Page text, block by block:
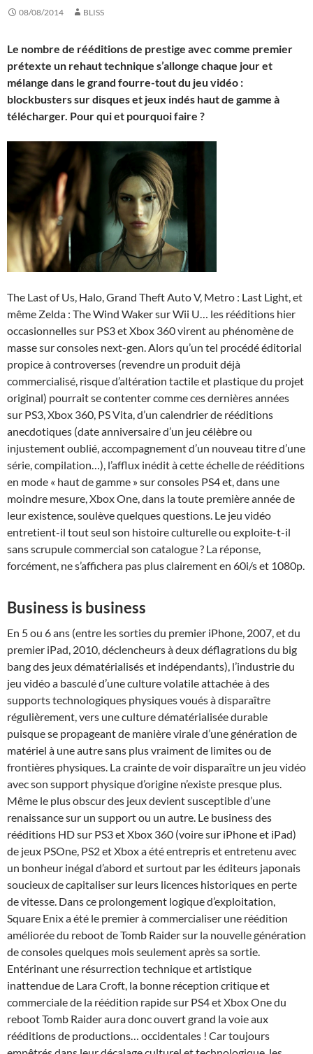
08/08/2014 BLISS
Le nombre de rééditions de prestige avec comme premier
prétexte un rehaut technique s’allonge chaque jour et
mélange dans le grand fourre-tout du jeu vidéo :
blockbusters sur disques et jeux indés haut de gamme à
télécharger. Pour qui et pourquoi faire ?
The Last of Us, Halo, Grand Theft Auto V, Metro : Last Light, et
même Zelda : The Wind Waker sur Wii U… les rééditions hier
occasionnelles sur PS3 et Xbox 360 virent au phénomène de
masse sur consoles next-gen. Alors qu’un tel procédé éditorial
propice à controverses (revendre un produit déjà
commercialisé, risque d’altération tactile et plastique du projet
original) pourrait se contenter comme ces dernières années
sur PS3, Xbox 360, PS Vita, d’un calendrier de rééditions
anecdotiques (date anniversaire d’un jeu célèbre ou
injustement oublié, accompagnement d’un nouveau titre d’une
série, compilation…), l’afflux inédit à cette échelle de rééditions
en mode « haut de gamme » sur consoles PS4 et, dans une
moindre mesure, Xbox One, dans la toute première année de
leur existence, soulève quelques questions. Le jeu vidéo
entretient-il tout seul son histoire culturelle ou exploite-t-il
sans scrupule commercial son catalogue ? La réponse,
forcément, ne s’affichera pas plus clairement en 60i/s et 1080p.
Business is business
En 5 ou 6 ans (entre les sorties du premier iPhone, 2007, et du
premier iPad, 2010, déclencheurs à deux déflagrations du big
bang des jeux dématérialisés et indépendants), l’industrie du
jeu vidéo a basculé d’une culture volatile attachée à des
supports technologiques physiques voués à disparaître
régulièrement, vers une culture dématérialisée durable
puisque se propageant de manière virale d’une génération de
matériel à une autre sans plus vraiment de limites ou de
frontières physiques. La crainte de voir disparaître un jeu vidéo
avec son support physique d’origine n’existe presque plus.
Même le plus obscur des jeux devient susceptible d’une
renaissance sur un support ou un autre. Le business des
rééditions HD sur PS3 et Xbox 360 (voire sur iPhone et iPad)
de jeux PSOne, PS2 et Xbox a été entrepris et entretenu avec
un bonheur inégal d’abord et surtout par les éditeurs japonais
soucieux de capitaliser sur leurs licences historiques en perte
de vitesse. Dans ce prolongement logique d’exploitation,
Square Enix a été le premier à commercialiser une réédition
améliorée du reboot de Tomb Raider sur la nouvelle génération
de consoles quelques mois seulement après sa sortie.
Entérinant une résurrection technique et artistique
inattendue de Lara Croft, la bonne réception critique et
commerciale de la réédition rapide sur PS4 et Xbox One du
reboot Tomb Raider aura donc ouvert grand la voie aux
rééditions de productions… occidentales ! Car toujours